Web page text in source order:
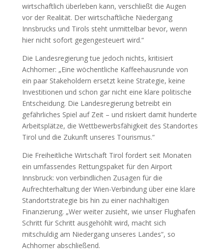
wirtschaftlich überleben kann, verschließt die Augen
vor der Realität. Der wirtschaftliche Niedergang
Innsbrucks und Tirols steht unmittelbar bevor, wenn
hier nicht sofort gegengesteuert wird.“
Die Landesregierung tue jedoch nichts, kritisiert
Achhorner: „Eine wöchentliche Kaffeehausrunde von
ein paar Stakeholdern ersetzt keine Strategie, keine
Investitionen und schon gar nicht eine klare politische
Entscheidung. Die Landesregierung betreibt ein
gefährliches Spiel auf Zeit – und riskiert damit hunderte
Arbeitsplätze, die Wettbewerbsfähigkeit des Standortes
Tirol und die Zukunft unseres Tourismus.“
Die Freiheitliche Wirtschaft Tirol fordert seit Monaten
ein umfassendes Rettungspaket für den Airport
Innsbruck: von verbindlichen Zusagen für die
Aufrechterhaltung der Wien-Verbindung über eine klare
Standortstrategie bis hin zu einer nachhaltigen
Finanzierung. „Wer weiter zusieht, wie unser Flughafen
Schritt für Schritt ausgehöhlt wird, macht sich
mitschuldig am Niedergang unseres Landes“, so
Achhorner abschließend.